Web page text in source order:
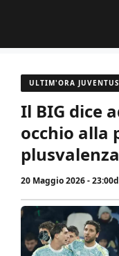
contenuto
ULTIM'ORA JUVENTUS
Il BIG dice
occhio alla
20 Maggio 2026 - 23:00